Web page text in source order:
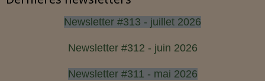
Newsletter #313 - juillet 2026
Newsletter #312 - juin 2026
Newsletter #311 - mai 2026